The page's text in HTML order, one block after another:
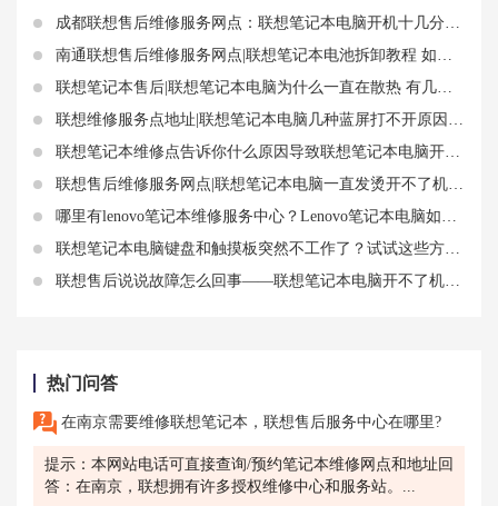
成都联想售后维修服务网点：联想笔记本电脑开机十几分钟后黑屏有什么解决方法
南通联想售后维修服务网点|联想笔记本电池拆卸教程 如何正确激活联想笔记本电池
联想笔记本售后|联想笔记本电脑为什么一直在散热 有几个原因
联想维修服务点地址|联想笔记本电脑几种蓝屏打不开原因和解决方案
联想笔记本维修点告诉你什么原因导致联想笔记本电脑开机没反应电源灯亮
联想售后维修服务网点|联想笔记本电脑一直发烫开不了机原因
哪里有lenovo笔记本维修服务中心？Lenovo笔记本电脑如何找到最近的维修服务中心？
联想笔记本电脑键盘和触摸板突然不工作了？试试这些方法！
联想售后说说故障怎么回事——联想笔记本电脑开不了机指示灯不亮
热门问答
在南京需要维修联想笔记本，联想售后服务中心在哪里?
提示：本网站电话可直接查询/预约笔记本维修网点和地址回
答：在南京，联想拥有许多授权维修中心和服务站。...